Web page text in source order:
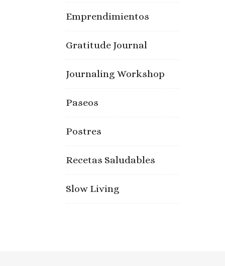
Emprendimientos
Gratitude Journal
Journaling Workshop
Paseos
Postres
Recetas Saludables
Slow Living